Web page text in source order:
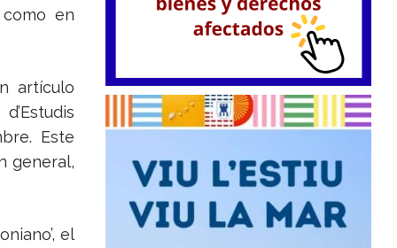
en
artículo
Este
general,
el